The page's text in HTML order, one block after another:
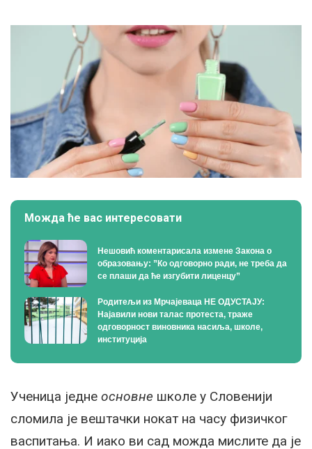
Можда ће вас интересовати
Нешовић коментарисала измене Закона о
образовању: ”Ко одговорно ради, не треба да
се плаши да ће изгубити лиценцу”
Родитељи из Мрчајеваца НЕ ОДУСТАЈУ:
Најавили нови талас протеста, траже
одговорност виновника насиља, школе,
институција
Ученица једне основне школе у Словенији
сломила је вештачки нокат на часу физичког
васпитања. И иако ви сад можда мислите да је